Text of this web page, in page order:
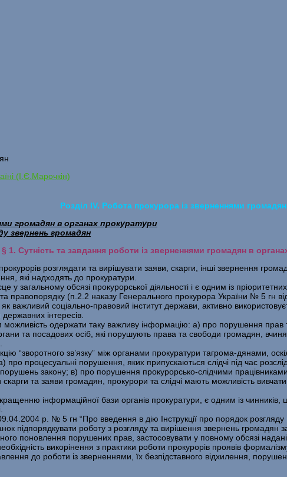
(І.Є.Марочкін)
Розділ IV. Робота прокурора із зверненнями громадян
громадян в органах прокуратури
звернень громадян
§ 1. Сутність та завдання роботи із зверненнями громадян в
розглядати та вирішувати заяви, скарги, інші звернення
які надходять до прокуратури.
у загальному обсязі прокурорської діяльності і є одним із
правопорядку (п.2.2 наказу Генерального прокурора України № 5 гн
важливий соціально-правовий інститут держави, активно
інтересів.
одержати таку важливу інформацію: а) про порушення прав
та посадових осіб, які порушують права та свободи громадян,
“зворотного зв’язку” між органами прокуратури тагрома-дянами,
процесуальні порушення, яких припускаються слідчі під час
закону; в) про порушення прокурорсько-слідчими
та заяви громадян, прокурори та слідчі мають можливість
інформаційної бази органів прокуратури, є одним із чинників,
р. № 5 гн “Про введення в дію Інструкції про порядок
підпорядкувати роботу з розгляду та вирішення звернень
поновлення порушених прав, застосовувати у повному обсязі
викорінення з практики роботи прокурорів проявів
до роботи із зверненнями, їх безпідставного відхилення,